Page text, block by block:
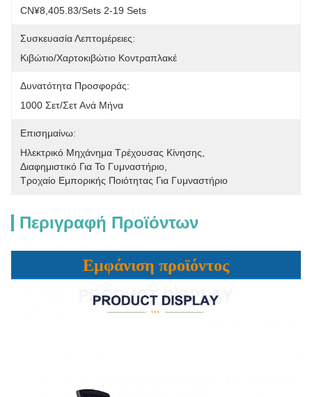
CN¥8,405.83/sets 2-19 Sets
Συσκευασία Λεπτομέρειες:
Κιβώτιο/χαρτοκιβώτιο Κοντραπλακέ
Δυνατότητα Προσφοράς:
1000 Σετ/σετ Ανά Μήνα
Επισημαίνω:
Ηλεκτρικό Μηχάνημα Τρέχουσας Κίνησης
Διαφημιστικό Για Το Γυμναστήριο
Τροχαίο Εμπορικής Ποιότητας Για Γυμναστήριο
Περιγραφή Προϊόντων
Εμφάνιση προϊόντος